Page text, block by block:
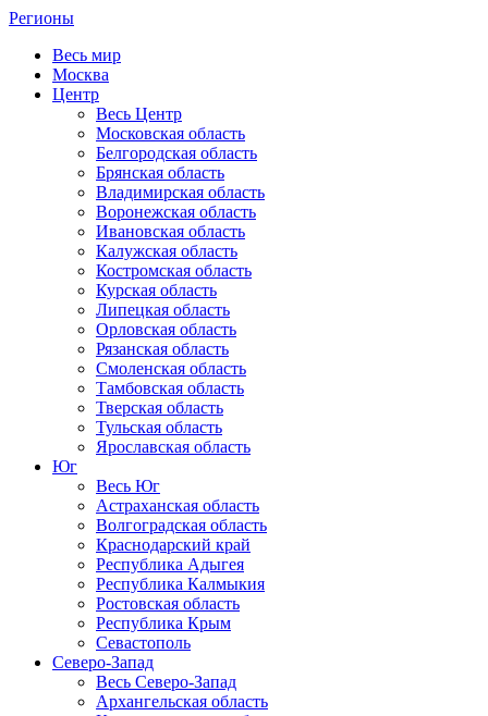
Регионы
Весь мир
Москва
Центр
Весь Центр
Московская область
Белгородская область
Брянская область
Владимирская область
Воронежская область
Ивановская область
Калужская область
Костромская область
Курская область
Липецкая область
Орловская область
Рязанская область
Смоленская область
Тамбовская область
Тверская область
Тульская область
Ярославская область
Юг
Весь Юг
Астраханская область
Волгоградская область
Краснодарский край
Республика Адыгея
Республика Калмыкия
Ростовская область
Республика Крым
Севастополь
Северо-Запад
Весь Северо-Запад
Архангельская область